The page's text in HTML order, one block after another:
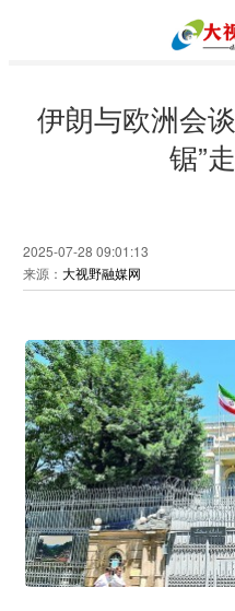
伊朗与欧洲会
锯”
2025-07-28 09:01:13
来源： 大视野融媒网